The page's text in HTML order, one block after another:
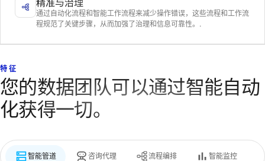
精准与治理
通过自动化流程和智能工作流程来减少操作错误，这些流程和工作流
程规范了关键步骤，从而加强了治理和信息可靠性。.
特征
您的数据团队可以通过智能自动
化获得一切。
智能管道 咨询代理 流程编排 智能监控